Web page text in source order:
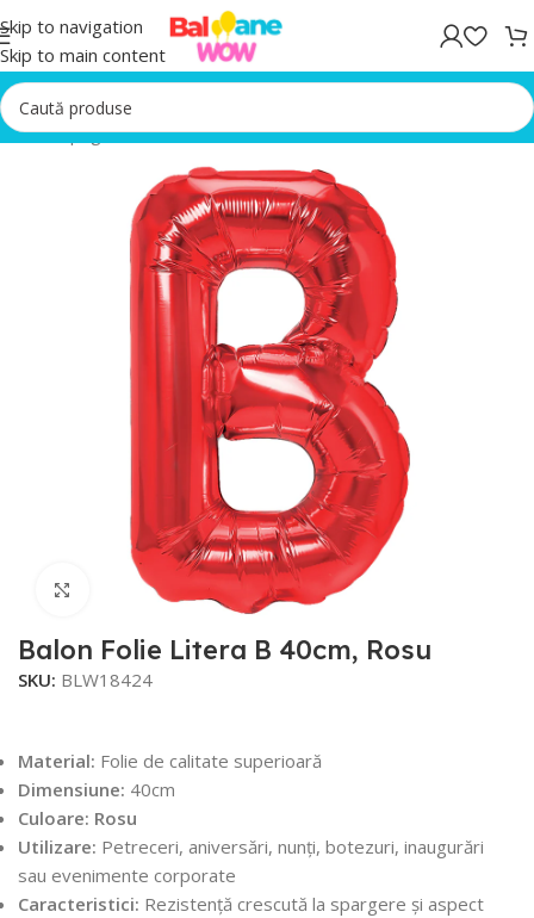
Skip to navigation
Skip to main content
Prima pagină/Baloane folie
Faceți click pentru a mări
Balon Folie Litera B 40cm, Rosu
SKU: BLW18424
Material: Folie de calitate superioară
Dimensiune: 40cm
Culoare: Rosu
Utilizare: Petreceri, aniversări, nunți, botezuri, inaugurări
sau evenimente corporate
Caracteristici: Rezistență crescută la spargere și aspect